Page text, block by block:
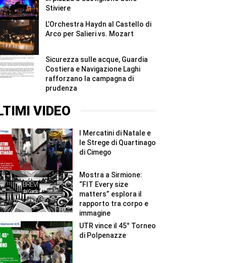
Stiviere
L’Orchestra Haydn al Castello di
Arco per Salieri vs. Mozart
Sicurezza sulle acque, Guardia
Costiera e Navigazione Laghi
rafforzano la campagna di
prudenza
VIDEO
I Mercatini di Natale e
le Strege di Quartinago
di Cimego
Mostra a Sirmione:
“FIT Every size
matters” esplora il
rapporto tra corpo e
immagine
UTR vince il 45° Torneo
di Polpenazze